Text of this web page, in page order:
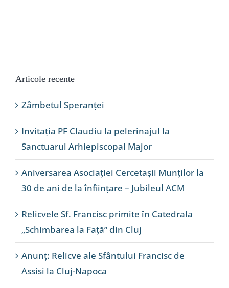
Articole recente
Zâmbetul Speranței
Invitația PF Claudiu la pelerinajul la
Sanctuarul Arhiepiscopal Major
Aniversarea Asociației Cercetașii Munților la
30 de ani de la înființare – Jubileul ACM
Relicvele Sf. Francisc primite în Catedrala
„Schimbarea la Față” din Cluj
Anunț: Relicve ale Sfântului Francisc de
Assisi la Cluj-Napoca